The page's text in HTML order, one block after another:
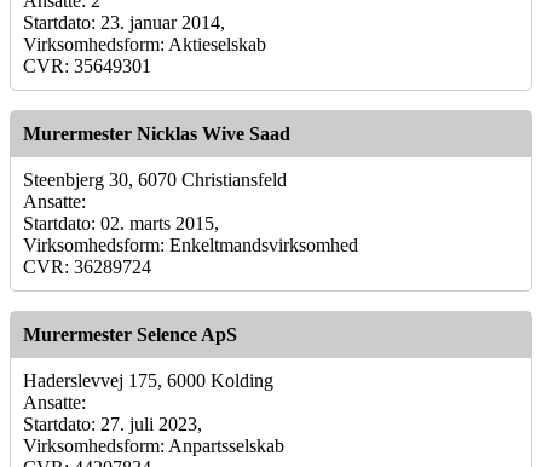
Startdato: 23. januar 2014,
Virksomhedsform: Aktieselskab
CVR: 35649301
Murermester Nicklas Wive Saad
Steenbjerg 30, 6070 Christiansfeld
Ansatte:
Startdato: 02. marts 2015,
Virksomhedsform: Enkeltmandsvirksomhed
CVR: 36289724
Murermester Selence ApS
Haderslevvej 175, 6000 Kolding
Ansatte:
Startdato: 27. juli 2023,
Virksomhedsform: Anpartsselskab